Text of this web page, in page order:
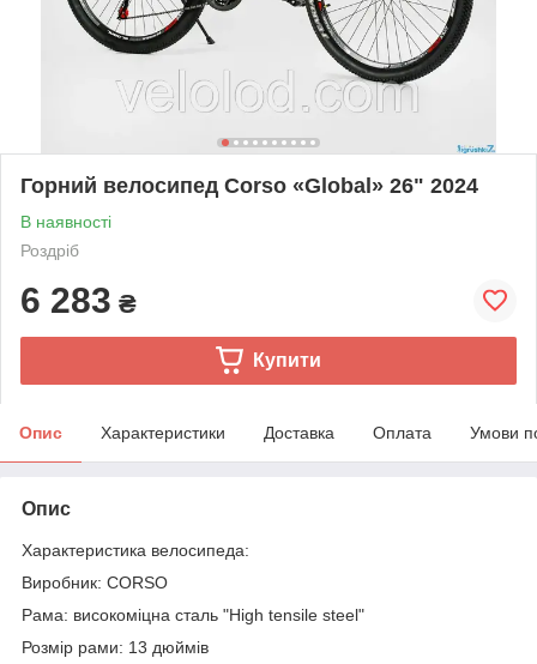
Горний велосипед Corso «Global» 26" 2024
В наявності
Роздріб
6 283 ₴
Купити
Опис Характеристики Доставка Оплата Умови
Опис
Характеристика велосипеда:
Виробник: CORSO
Рама: високоміцна сталь "High tensile steel"
Розмір рами: 13 дюймів